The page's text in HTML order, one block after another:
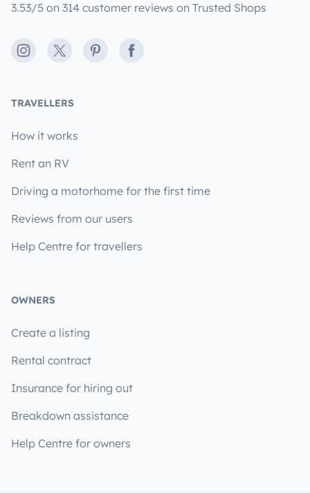
3.53/5 on 314 customer reviews on Trusted Shops
Instagram
X PinterestFacebook
TRAVELLERS
How it works
Rent an RV
Driving a motorhome for the first time
Reviews from our users
Help Centre for travellers
OWNERS
Create a listing
Rental contract
Insurance for hiring out
Breakdown assistance
Help Centre for owners